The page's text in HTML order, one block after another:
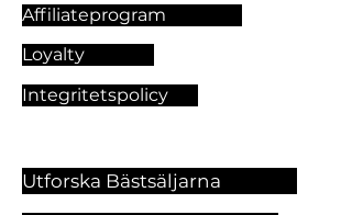
Affiliateprogram
Loyalty
Integritetspolicy
Utforska Bästsäljarna